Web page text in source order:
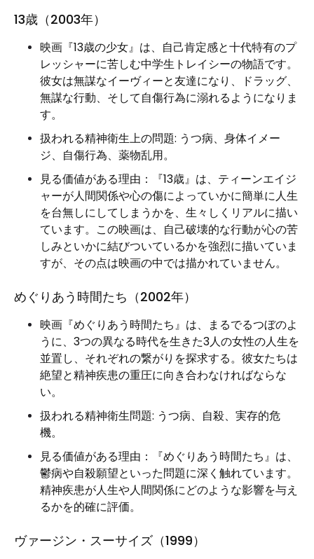
13歳（2003年）
映画『13歳の少女』は、自己肯定感と十代特有のプ
レッシャーに苦しむ中学生トレイシーの物語です。
彼女は無謀なイーヴィーと友達になり、ドラッグ、
無謀な行動、そして自傷行為に溺れるようになりま
す。
扱われる精神衛生上の問題: うつ病、身体イメー
ジ、自傷行為、薬物乱用。
見る価値がある理由：『13歳』は、ティーンエイジ
ャーが人間関係や心の傷によっていかに簡単に人生
を台無しにしてしまうかを、生々しくリアルに描い
ています。この映画は、自己破壊的な行動が心の苦
しみといかに結びついているかを強烈に描いていま
すが、その点は映画の中では描かれていません。
めぐりあう時間たち（2002年）
映画『めぐりあう時間たち』は、まるでるつぼのよ
うに、3つの異なる時代を生きた3人の女性の人生を
並置し、それぞれの繋がりを探求する。彼女たちは
絶望と精神疾患の重圧に向き合わなければならな
い。
扱われる精神衛生問題: うつ病、自殺、実存的危
機。
見る価値がある理由：『めぐりあう時間たち』は、
鬱病や自殺願望といった問題に深く触れています。
精神疾患が人生や人間関係にどのような影響を与え
るかを的確に評価。
ヴァージン・スーサイズ（1999）